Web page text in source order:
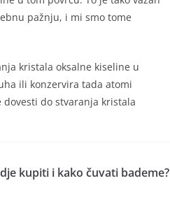
pažnju, i mi smo tome
kristala oksalne kiseline u
ili konzervira tada atomi
do stvaranja kristala
kupiti i kako čuvati bademe?